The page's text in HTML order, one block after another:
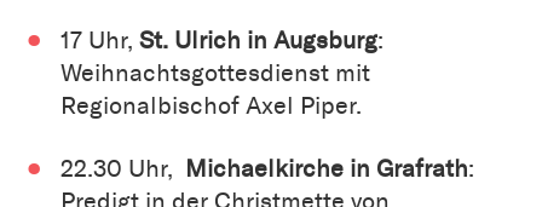
17 Uhr, St. Ulrich in Augsburg:
Weihnachtsgottesdienst mit
Regionalbischof Axel Piper.
22.30 Uhr, Michaelkirche in Grafrath: